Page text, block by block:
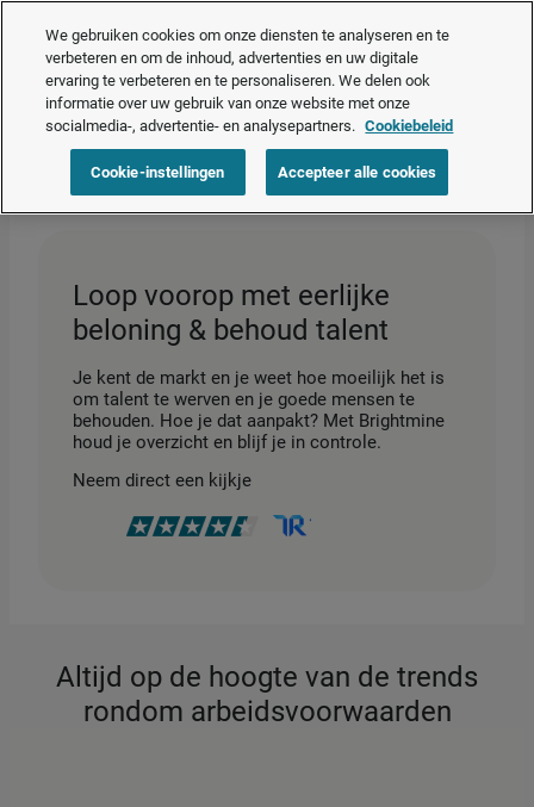
Nu beschikbaar – je slimme HR-assistent.Bekijk AI Assist in actie
Vraag een offerte aan
Oplossingen >Belonen
Loop voorop met eerlijke
beloning & behoud talent
Je kent de markt en je weet hoe moeilijk het is
om talent te werven en je goede mensen te
behouden. Hoe je dat aanpakt? Met Brightmine
houd je overzicht en blijf je in controle.
Neem direct een kijkje
Altijd op de hoogte van de trends
rondom arbeidsvoorwaarden
We gebruiken cookies om onze diensten te analyseren en te
verbeteren en om de inhoud, advertenties en uw digitale
ervaring te verbeteren en te personaliseren. We delen ook
informatie over uw gebruik van onze website met onze
socialmedia-, advertentie- en analysepartners. Cookiebeleid
Cookie-instellingen Accepteer alle cookies